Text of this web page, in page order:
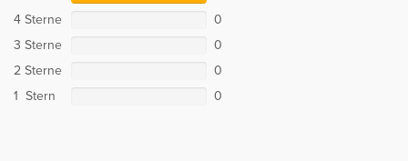
4 Sterne
0
3 Sterne
0
2 Sterne
0
1 Stern
0